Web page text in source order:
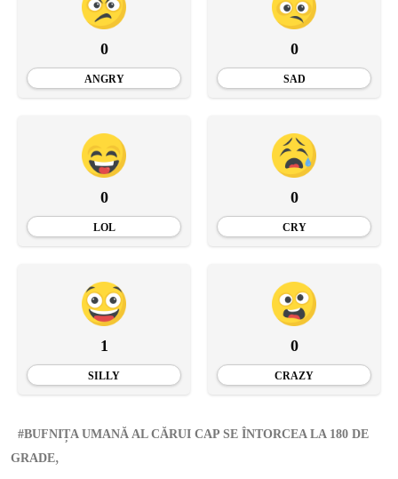
0
ANGRY
0
SAD
0
LOL
0
CRY
1
SILLY
0
CRAZY
BUFNIȚA UMANĂ AL CĂRUI CAP SE ÎNTORCEA LA 180 DE
GRADE